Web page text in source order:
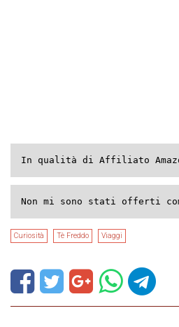
In qualità di Affiliato
Non mi sono stati offerti
Curiosità Tè Freddo Viaggi